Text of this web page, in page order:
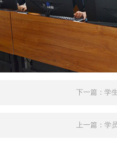
下一篇：学
上一篇：学